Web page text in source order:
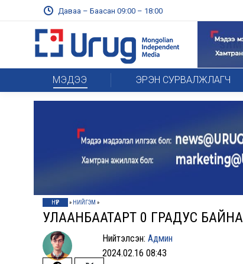
Даваа – Баасан 09:00 – 18:00
МЭДЭЭ ЭРЭН СУРВАЛЖЛАГЧ
НҮҮР » НИЙГЭМ »
УЛААНБААТАРТ 0 ГРАДУС БАЙНА
Нийтэлсэн:Админ
2024.02.16 08:43